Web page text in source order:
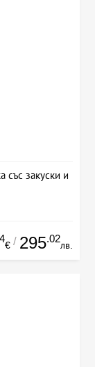
със закуски и
€ / 295.02
лв.